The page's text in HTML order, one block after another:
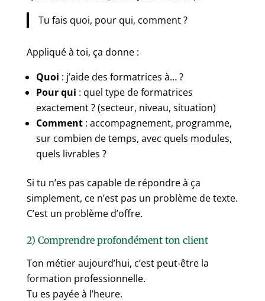
Tu fais quoi, pour qui, comment ?
Appliqué à toi, ça donne :
Quoi : j’aide des formatrices à… ?
Pour qui : quel type de formatrices
exactement ? (secteur, niveau, situation)
Comment: accompagnement, programme,
sur combien de temps, avec quels modules,
quels livrables ?
Si tu n’es pas capable de répondre à ça
simplement, ce n’est pas un problème de texte.
C’est un problème d’offre.
2) Comprendre profondément ton client
Ton métier aujourd’hui, c’est peut-être la
formation professionnelle.
Tu es payée à l’heure.